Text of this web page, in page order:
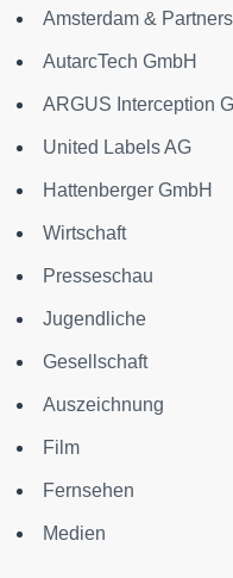
Amsterdam &
AutarcTech GmbH
ARGUS Interception
United Labels AG
Hattenberger GmbH
Wirtschaft
Presseschau
Jugendliche
Gesellschaft
Auszeichnung
Film
Fernsehen
Medien